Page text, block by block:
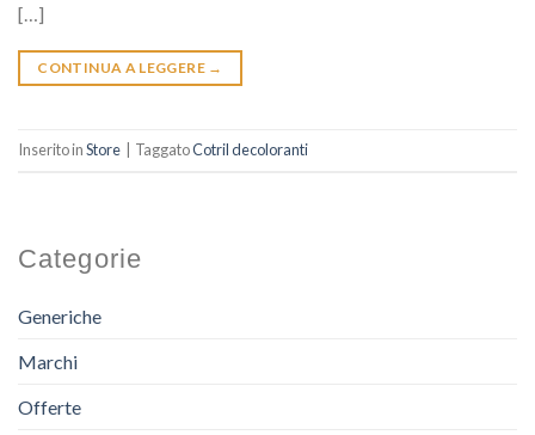
[…]
CONTINUA A LEGGERE →
Inserito inStore TaggatoCotril decoloranti
Categorie
Generiche
Marchi
Offerte